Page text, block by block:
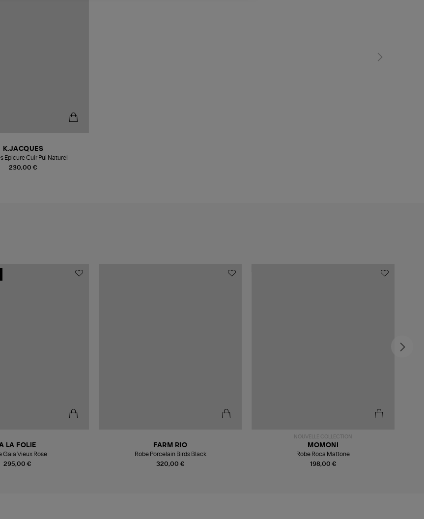
230,00 €
K.JACQUES
Epicure Cuir Pul Naturel
295,00 €
LA FOLIE
Gaia Vieux Rose
320,00 €
FARM RIO
Robe Porcelain Birds Black
NOUVELLE COLLECTION
198,00 €
MOMONI
Robe Roca Mattone